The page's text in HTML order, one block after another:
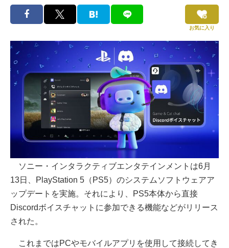
お気に入り
ソニー・インタラクティブエンタテインメントは6月
13日、PlayStation 5（PS5）のシステムソフトウェアア
ップデートを実施。それにより、PS5本体から直接
Discordボイスチャットに参加できる機能などがリリース
された。
これまではPCやモバイルアプリを使用して接続してき